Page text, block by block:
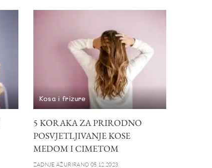
Kosa i frizure
5 KORAKA ZA PRIRODNO
POSVJETLJIVANJE KOSE
MEDOM I CIMETOM
ZADNJE AŽURIRANO 05.12.2023.